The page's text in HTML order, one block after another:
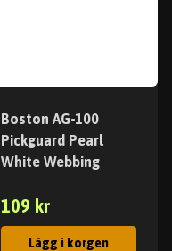
Boston AG-100
Pickguard Pearl
White Webbing
109 kr
Lägg i korgen